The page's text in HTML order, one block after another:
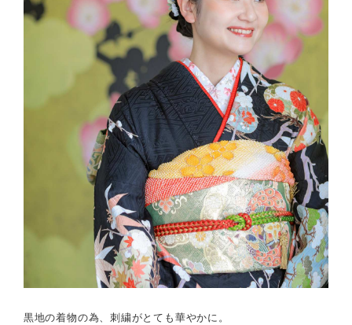
黒地の着物の為、刺繍がとても華やかに。